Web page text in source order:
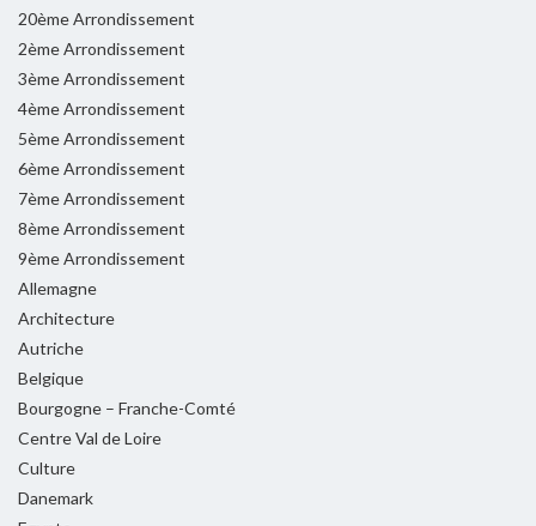
20ème Arrondissement
2ème Arrondissement
3ème Arrondissement
4ème Arrondissement
5ème Arrondissement
6ème Arrondissement
7ème Arrondissement
8ème Arrondissement
9ème Arrondissement
Allemagne
Architecture
Autriche
Belgique
Bourgogne – Franche-Comté
Centre Val de Loire
Culture
Danemark